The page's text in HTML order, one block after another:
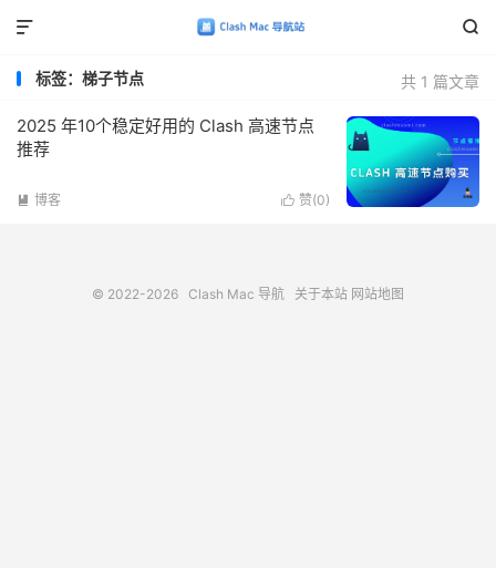


共 1 篇文章
标签：梯子节点
2025 年10个稳定好用的 Clash 高速节点
推荐
 赞(0)
 博客
© 2022-2026 Clash Mac 导航 关于本站 网站地图